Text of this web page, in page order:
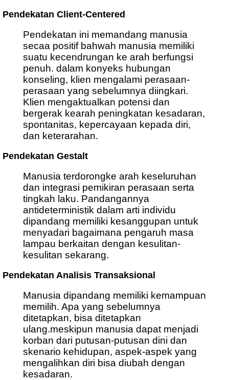
Pendekatan Client-Centered
Pendekatan ini memandang manusia
secaa positif bahwah manusia memiliki
suatu kecendrungan ke arah berfungsi
penuh. dalam konyeks hubungan
konseling, klien mengalami perasaan-
perasaan yang sebelumnya diingkari.
Klien mengaktualkan potensi dan
bergerak kearah peningkatan kesadaran,
spontanitas, kepercayaan kepada diri,
dan keterarahan.
Pendekatan Gestalt
Manusia terdorongke arah keseluruhan
dan integrasi pemikiran perasaan serta
tingkah laku. Pandangannya
antideterministik dalam arti individu
dipandang memiliki kesanggupan untuk
menyadari bagaimana pengaruh masa
lampau berkaitan dengan kesulitan-
kesulitan sekarang.
Pendekatan Analisis Transaksional
Manusia dipandang memiliki kemampuan
memilih. Apa yang sebelumnya
ditetapkan, bisa ditetapkan
ulang.meskipun manusia dapat menjadi
korban dari putusan-putusan dini dan
skenario kehidupan, aspek-aspek yang
mengalihkan diri bisa diubah dengan
kesadaran.